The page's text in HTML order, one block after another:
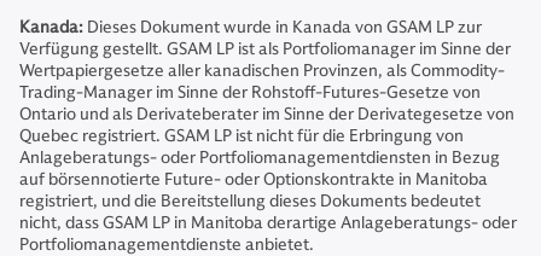
Kanada: Dieses Dokument wurde in Kanada von GSAM LP zur
Verfügung gestellt. GSAM LP ist als Portfoliomanager im Sinne der
Wertpapiergesetze aller kanadischen Provinzen, als Commodity-
Trading-Manager im Sinne der Rohstoff-Futures-Gesetze von
Ontario und als Derivateberater im Sinne der Derivategesetze von
Quebec registriert. GSAM LP ist nicht für die Erbringung von
Anlageberatungs- oder Portfoliomanagementdiensten in Bezug
auf börsennotierte Future- oder Optionskontrakte in Manitoba
registriert, und die Bereitstellung dieses Dokuments bedeutet
nicht, dass GSAM LP in Manitoba derartige Anlageberatungs- oder
Portfoliomanagementdienste anbietet.